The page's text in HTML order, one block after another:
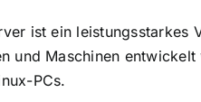
ist ein leistungsstarkes
und Maschinen
PCs.